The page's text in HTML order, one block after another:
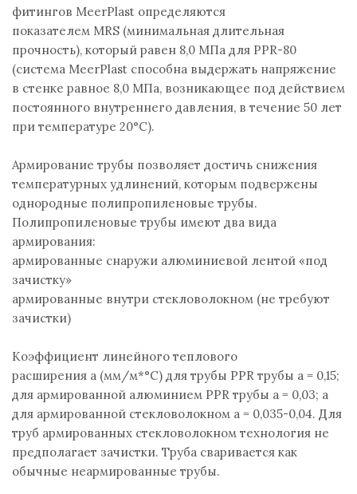
фитингов MeerPlast определяются
показателем MRS (минимальная длительная
прочность), который равен 8,0 МПа для PPR-80
(система MeerPlast способна выдержать напряжение
в стенке равное 8,0 МПа, возникающее под действием
постоянного внутреннего давления, в течение 50 лет
при температуре 20°С).
Армирование трубы позволяет достичь снижения
температурных удлинений, которым подвержены
однородные полипропиленовые трубы.
Полипропиленовые трубы имеют два вида
армирования:
армированные снаружи алюминиевой лентой «под
зачистку»
армированные внутри стекловолокном (не требуют
зачистки)
Коэффициент линейного теплового
расширения a (мм/м*°С) для трубы PPR трубы a = 0,15;
для армированной алюминием PPR трубы a = 0,03; а
для армированной стекловолокном a = 0,035-0,04. Для
труб армированных стекловолокном технология не
предполагает зачистки. Труба сваривается как
обычные неармированные трубы.